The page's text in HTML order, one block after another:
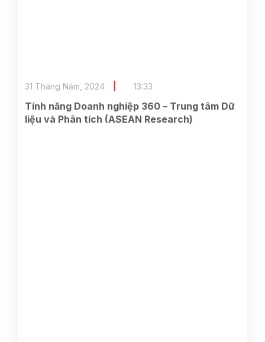
Tính năng Doanh nghiệp 360 – Trung tâm Dữ
liệu và Phân tích (ASEAN Research)
31 Tháng Năm, 2024 13:33